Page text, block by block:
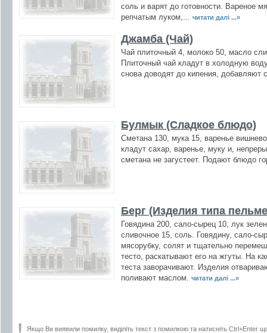
соль и варят до готовности. Вареное
репчатым луком,...
читати далі ...»
Джамба (Чай)
Чай плиточный 4, молоко 50, масло
Плиточный чай кладут в холодную
снова доводят до кипения, добавляют
Булмык (Сладкое блюдо)
Сметана 130, мука 15, варенье
кладут сахар, варенье, муку и,
сметана не загустеет. Подают блюдо
Берг (Изделия типа
Говядина 200, сало-сырец 10, лук
сливочное 15, соль. Говядину, сало-
мясорубку, солят и тщательно
тесто, раскатывают его на жгуты. На
теста заворачивают. Изделия
поливают маслом.
читати далі ...»
Якщо Ви виявили помилку, виділіть текст з помилкою та натисніть Ctrl+Enter